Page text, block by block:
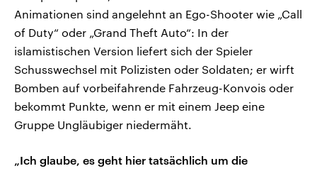
Animationen sind angelehnt an Ego-Shooter wie „Call
of Duty“ oder „Grand Theft Auto“: In der
islamistischen Version liefert sich der Spieler
Schusswechsel mit Polizisten oder Soldaten; er wirft
Bomben auf vorbeifahrende Fahrzeug-Konvois oder
bekommt Punkte, wenn er mit einem Jeep eine
Gruppe Ungläubiger niedermäht.
„Ich glaube, es geht hier tatsächlich um die